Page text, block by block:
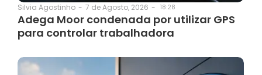
Silvia Agostinho - 7 de Agosto, 2026 - 18:28
Adega Moor condenada por utilizar GPS
para controlar trabalhadora